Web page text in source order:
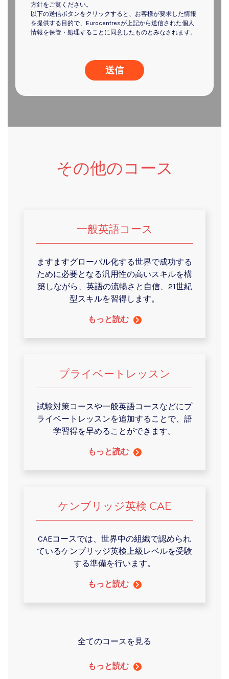
方針をご覧ください。
以下の送信ボタンをクリックすると、お客様が要求した情報
を提供する目的で、Eurocentresが上記から送信された個人
情報を保管・処理することに同意したものとみなされます。
その他のコース
一般英語コース
ますますグローバル化する世界で成功する
ために必要となる汎用性の高いスキルを構
築しながら、英語の流暢さと自信、21世紀
型スキルを習得します。
もっと読む
プライベートレッスン
試験対策コースや一般英語コースなどにプ
ライベートレッスンを追加することで、語
学習得を早めることができます。
もっと読む
ケンブリッジ英検 CAE
CAEコースでは、世界中の組織で認められ
ているケンブリッジ英検上級レベルを受験
する準備を行います。
もっと読む
全てのコースを見る
もっと読む